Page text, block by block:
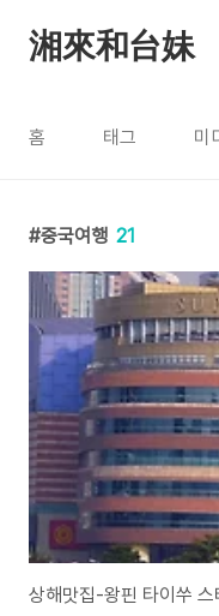
湘來和台妹
홈 태그 미
중국여행 21
상해맛집-왕핀 타이쑤